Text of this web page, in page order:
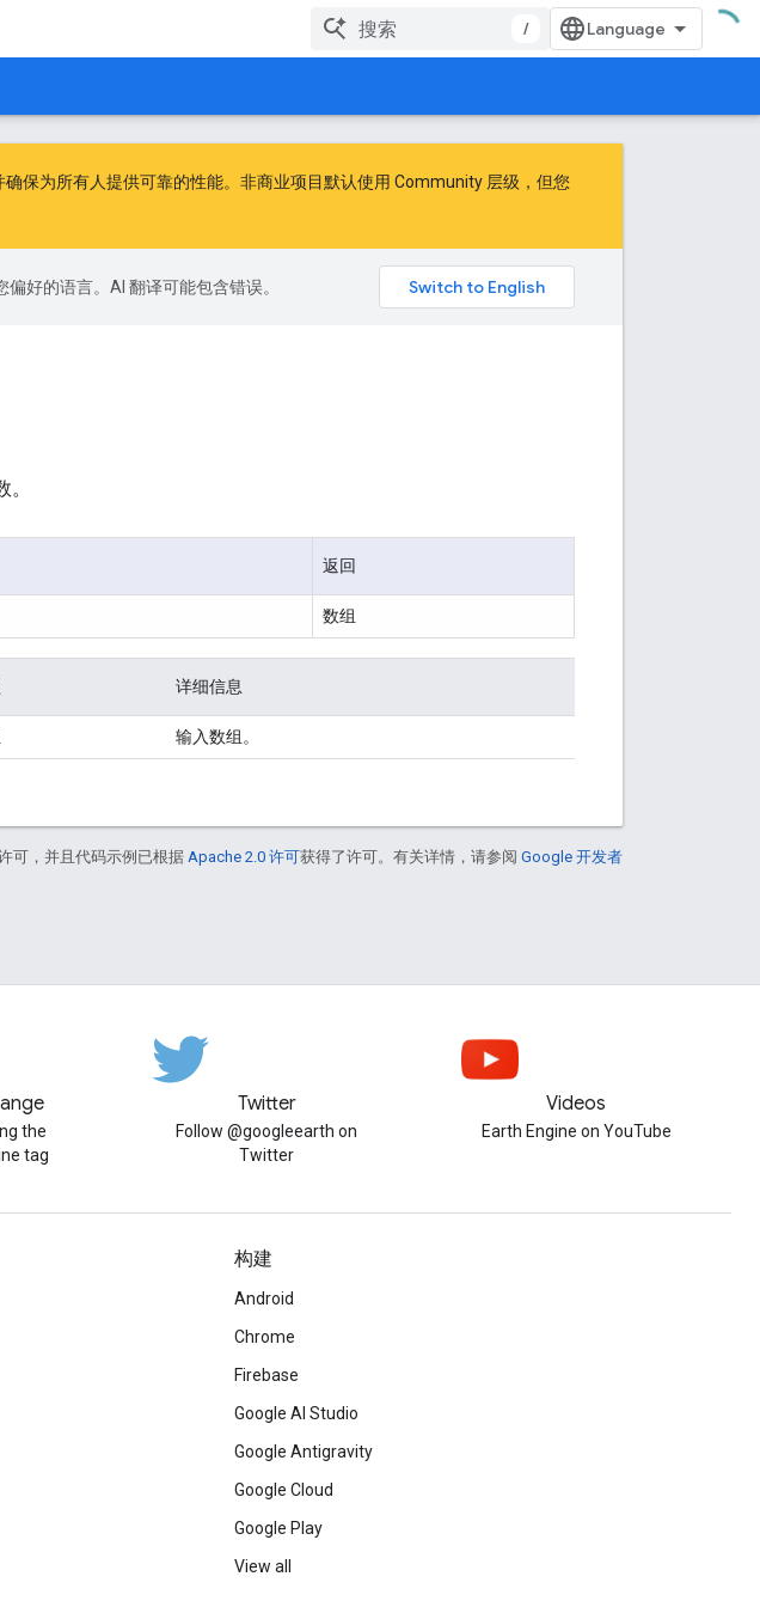
/
确保为所有人提供可靠的性能。非商业项目默认使用 Community 层级，但您
好的语言。AI 翻译可能包含错误。
返回
数组
详细信息
输入数组。
可，并且代码示例已根据 Apache 2.0 许可获得了许可。有关详情，请参阅 Google 开发者
the
tag
Twitter
Follow @googleearth on
Twitter
Videos
Earth Engine on YouTube
构建
Android
Chrome
Firebase
Google AI Studio
Google Antigravity
Google Cloud
Google Play
View all